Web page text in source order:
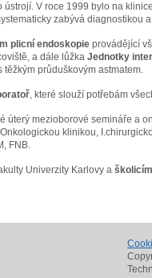
V roce 1999 bylo na
zabývá diagnostikou
plicní endoskopie provádějící
a dále lůžka Jednotky
těžkým průduškovým astmatem.
, které slouží potřebám
úterý mezioborové semináře a
klinikou,
FNB.
Univerzity Karlovy a školicím